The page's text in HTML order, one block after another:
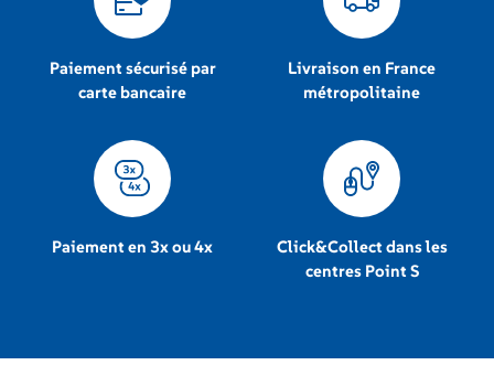
Paiement sécurisé par
carte bancaire
Livraison en France
métropolitaine
Paiement en 3x ou 4x
Click&Collect dans les
centres Point S